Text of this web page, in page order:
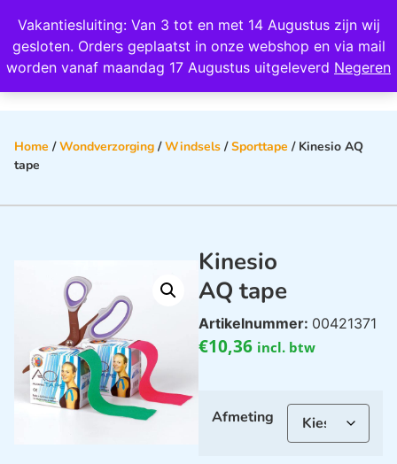
Vakantiesluiting: Van 3 tot en met 14 Augustus zijn wij
gesloten. Orders geplaatst in onze webshop en via mail
worden vanaf maandag 17 Augustus uitgeleverd Negeren
Wij scoren een 4,8 op Google
Home /Wondverzorging /Windsels /Sporttape / Kinesio AQ
tape
Kinesio
AQ tape
Artikelnummer: 00421371
€10,36 incl. btw
Afmeting